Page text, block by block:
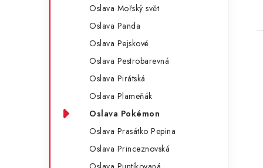
Oslava Mořský svět
Oslava Panda
Oslava Pejskové
Oslava Pestrobarevná
Oslava Pirátská
Oslava Plameňák
Oslava Pokémon
Oslava Prasátko Pepina
Oslava Princeznovská